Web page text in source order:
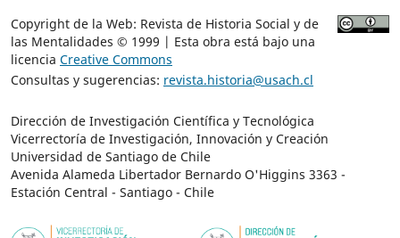
Copyright de la Web: Revista de Historia Social y de
las Mentalidades © 1999 | Esta obra está bajo una
licencia Creative Commons
Consultas y sugerencias: revista.historia@usach.cl
Dirección de Investigación Científica y Tecnológica
Vicerrectoría de Investigación, Innovación y Creación
Universidad de Santiago de Chile
Avenida Alameda Libertador Bernardo O'Higgins 3363 -
Estación Central - Santiago - Chile